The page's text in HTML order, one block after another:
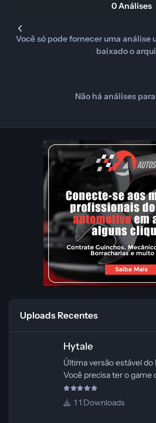
0 Análises
Você só pode fornecer uma análise
baixado o
Não há análises
Uploads Recentes
Hytale
Última versão estável
Você precisa ter o game
1 Downloads